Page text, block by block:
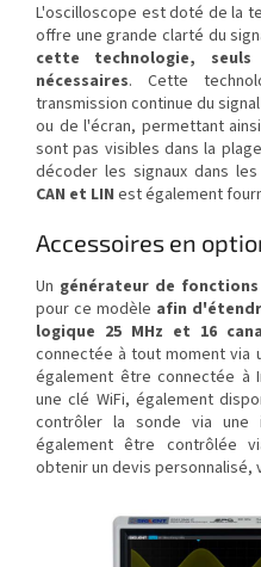
L'oscilloscope est doté de la
offre une grande clarté du
cette technologie,
nécessaires. Cette
transmission continue du
ou de l'écran, permettant
sont pas visibles dans la
décoder les signaux dans
CAN et LIN est également
Accessoires en
Un générateur de fonctions
pour ce modèle afin
logique 25 MHz et 16
connectée à tout moment via
également être connectée à
une clé WiFi, également
contrôler la sonde via une
également être contrôlée
obtenir un devis personnalisé,